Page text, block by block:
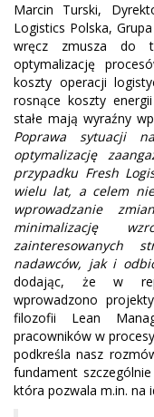
Marcin Turski,
Logistics Polska,
wręcz zmusza do
optymalizację
koszty operacji
rosnące koszty
stałe mają wyraźny
Poprawa sytuacji
optymalizację
przypadku Fresh
wielu lat, a celem
wprowadzanie
minimalizację
zainteresowanych
nadawców, jak i
dodając, że w
wprowadzono
filozofii Lean
pracowników w
podkreśla nasz
fundament
która pozwala m.in. na